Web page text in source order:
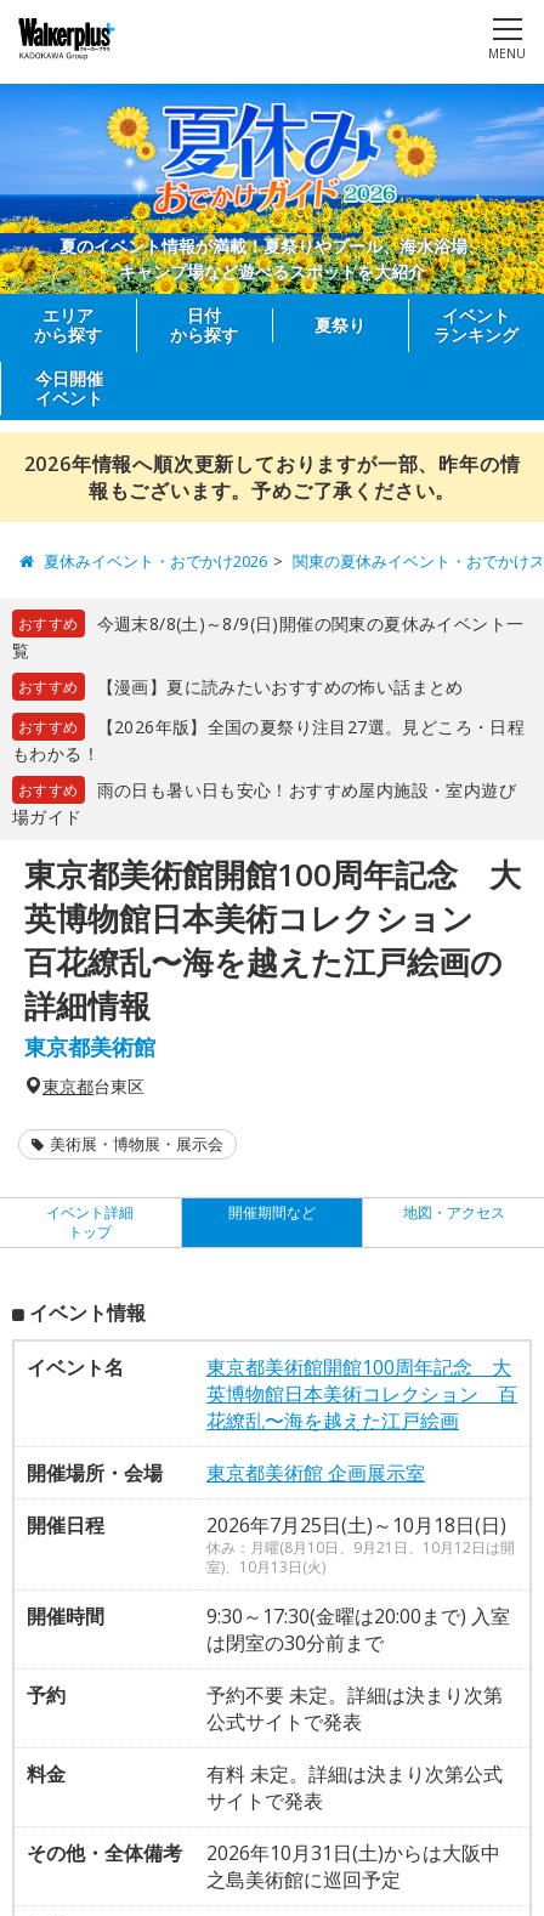
MENU
夏のイベント情報が満載！夏祭りやプール、海水浴場、
キャンプ場など遊べるスポットを大紹介
エリア
から探す
日付
から探す
夏祭り
イベント
ランキング
今日開催
イベント
2026年情報へ順次更新しておりますが一部、昨年の情
報もございます。予めご了承ください。
夏休みイベント・おでかけ2026 関東の夏休みイベント・おでかけ
おすすめ
今週末8/8(土)～8/9(日)開催の関東の夏休みイベント一
覧
おすすめ 【漫画】夏に読みたいおすすめの怖い話まとめ
おすすめ
【2026年版】全国の夏祭り注目27選。見どころ・日程
もわかる！
おすすめ
雨の日も暑い日も安心！おすすめ屋内施設・室内遊び
場ガイド
東京都美術館開館100周年記念 大
英博物館日本美術コレクション
百花繚乱〜海を越えた江戸絵画の
詳細情報
東京都美術館
東京都台東区
美術展・博物展・展示会
イベント詳細
トップ
開催期間など 地図・アクセス
イベント情報
イベント名
東京都美術館開館100周年記念 大
英博物館日本美術コレクション 百
花繚乱〜海を越えた江戸絵画
開催場所・会場
東京都美術館 企画展示室
開催日程
2026年7月25日(土)～10月18日(日)
休み：月曜(8月10日、9月21日、10月12日は開
室)、10月13日(火)
開催時間
9:30～17:30(金曜は20:00まで) 入室
は閉室の30分前まで
予約
予約不要 未定。詳細は決まり次第
公式サイトで発表
料金
有料 未定。詳細は決まり次第公式
サイトで発表
その他・全体備考
2026年10月31日(土)からは大阪中
之島美術館に巡回予定